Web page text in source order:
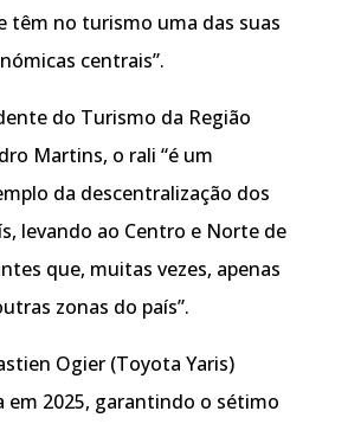
têm no turismo uma das suas
centrais”.
do Turismo da Região
Martins, o rali “é um
da descentralização dos
levando ao Centro e Norte de
que, muitas vezes, apenas
zonas do país”.
Ogier (Toyota Yaris)
em 2025, garantindo o sétimo